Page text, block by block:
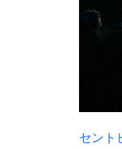
セント